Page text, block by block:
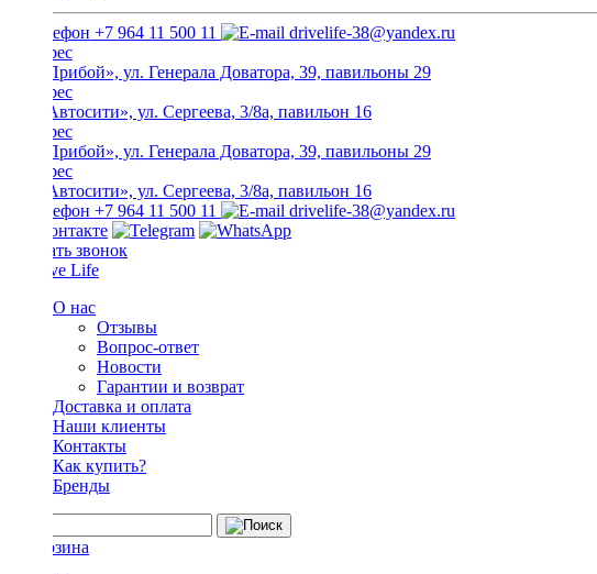
+7 964 11 500 11 drivelife-38@yandex.ru
ТЦ «Прибой», ул. Генерала Доватора, 39, павильоны 29
ТЦ «Автосити», ул. Сергеева, 3/8а, павильон 16
ТЦ «Прибой», ул. Генерала Доватора, 39, павильоны 29
ТЦ «Автосити», ул. Сергеева, 3/8а, павильон 16
+7 964 11 500 11
drivelife-38@yandex.ru
Заказать звонок
О нас
Отзывы
Вопрос-ответ
Новости
Гарантии и возврат
Доставка и оплата
Наши клиенты
Контакты
Как купить?
Бренды